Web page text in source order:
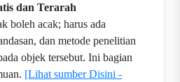
dan Terarah
boleh acak; harus ada
dan metode penelitian
objek tersebut. Ini bagian
[Lihat sumber Disini -